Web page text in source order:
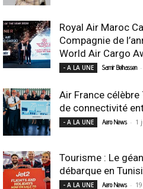
Royal Air Maroc
Compagnie de
World Air Cargo
- A LA UNE Samir Belhassen -
Air France
de connectivité
- A LA UNE Aero News - 1
Tourisme : Le
débarque en
- A LA UNE Aero News -